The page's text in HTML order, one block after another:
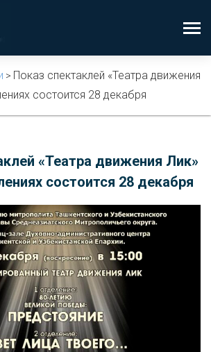
> Показ спектаклей «Театра движения
состоится 28 декабря
«Театра движения Лик»
состоится 28 декабря